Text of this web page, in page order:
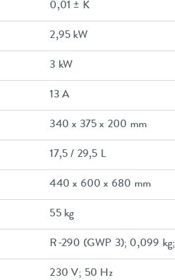
0,01 ± K
2,95 kW
3 kW
13 A
340 x 375 x 200 mm
17,5 / 29,5 L
440 x 600 x 680 mm
55 kg
R-290 (GWP 3); 0,099
230 V; 50 Hz